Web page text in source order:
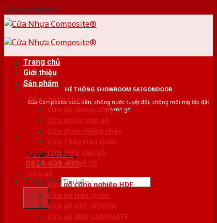
Skip to content
HỆ THỐNG SHOWROOM SAIGONDOOR
Cửa Composite siêu bền, chống nước tuyệt đối, chống mối mọt, lắp đặt
nhanh gọn
Tư vấn bán hàng
0824.400.400
Tìm kiếm:
Trang chủ
Giới thiệu
Sản phẩm
Cửa chống cháy
Cửa gỗ chống cháy
Cửa nhôm vân gỗ
Cửa thép chống cháy
Cửa Thép Hàn Quốc
Cửa thép vân gỗ
Cửa vân gỗ 5D
Cửa gỗ
Cửa gỗ công nghiệp HDF
Cửa Gỗ Hàn Quốc
Cửa gỗ HDF VENEER
Cửa gỗ MDF LAMINATE